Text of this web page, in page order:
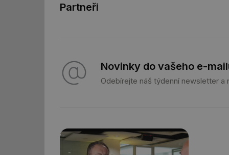
Partneři
Novinky do vašeho e-
Odebírejte náš týdenní newsletter a
Nezbytně
g_state